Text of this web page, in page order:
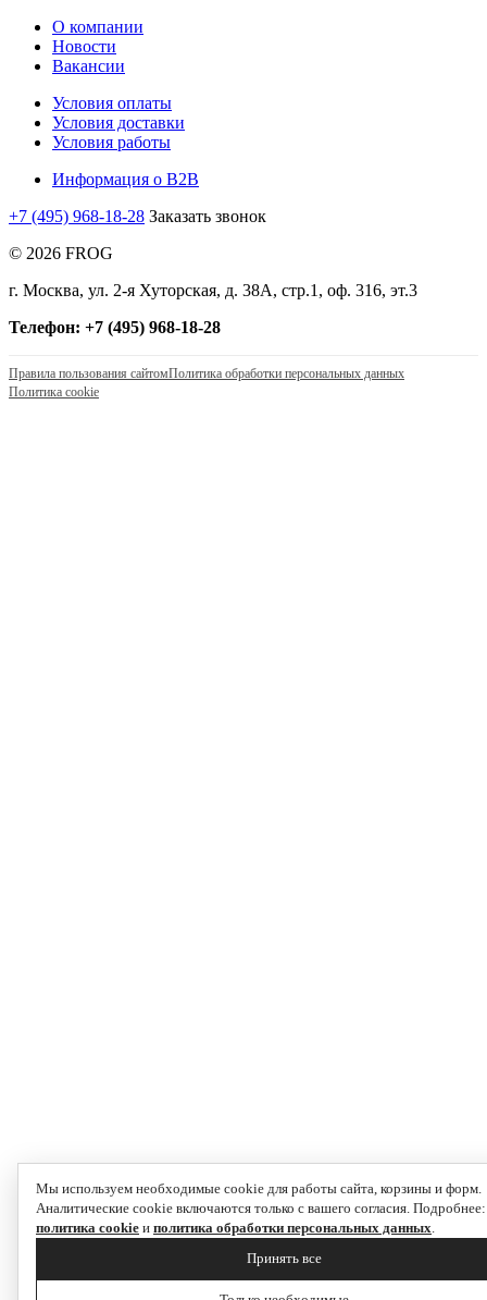
О компании
Новости
Вакансии
Условия оплаты
Условия доставки
Условия работы
Информация о B2B
+7 (495) 968-18-28 Заказать звонок
© 2026 FROG
г. Москва, ул. 2-я Хуторская, д. 38А, стр.1, оф. 316, эт.3
Телефон: +7 (495) 968-18-28
Правила пользования сайтомПолитика обработки персональных данных
Политика cookie
Мы используем необходимые cookie для работы сайта, корзины и форм.
Аналитические cookie включаются только с вашего согласия. Подробнее:
политика cookie и политика обработки персональных данных.
Принять все